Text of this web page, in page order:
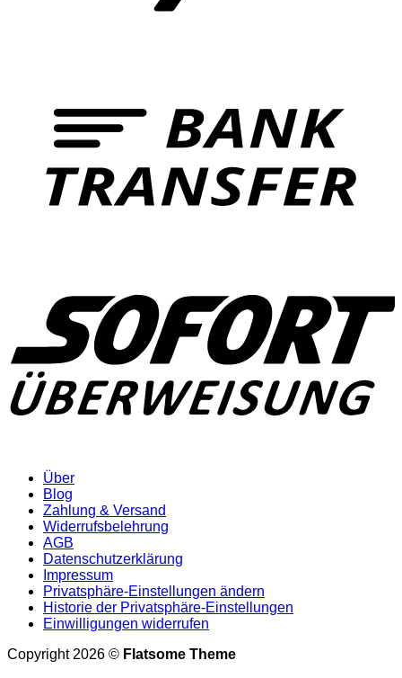
Über
Blog
Zahlung & Versand
Widerrufsbelehrung
AGB
Datenschutzerklärung
Impressum
Privatsphäre-Einstellungen ändern
Historie der Privatsphäre-Einstellungen
Einwilligungen widerrufen
Copyright 2026 © Flatsome Theme